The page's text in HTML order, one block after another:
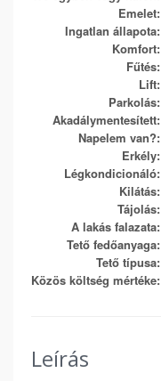
Emelet:
Ingatlan állapota:
Komfort:
Fűtés:
Lift:
Parkolás:
Akadálymentesített:
Napelem van?:
Erkély:
Légkondicionáló:
Kilátás:
Tájolás:
A lakás falazata:
Tető fedőanyaga:
Tető típusa:
Közös költség mértéke:
Leírás